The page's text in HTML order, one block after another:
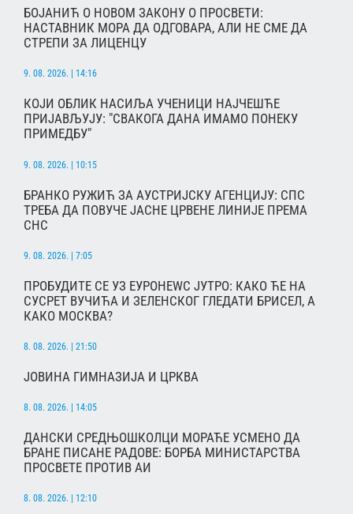
БОЈАНИЋ О НОВОМ ЗАКОНУ О ПРОСВЕТИ:
НАСТАВНИК МОРА ДА ОДГОВАРА, АЛИ НЕ СМЕ ДА
СТРЕПИ ЗА ЛИЦЕНЦУ
9. 08. 2026. | 14:16
КОЈИ ОБЛИК НАСИЉА УЧЕНИЦИ НАЈЧЕШЋЕ
ПРИЈАВЉУЈУ: "СВАКОГА ДАНА ИМАМО ПОНЕКУ
ПРИМЕДБУ"
9. 08. 2026. | 10:15
БРАНКО РУЖИЋ ЗА АУСТРИЈСКУ АГЕНЦИЈУ: СПС
ТРЕБА ДА ПОВУЧЕ ЈАСНЕ ЦРВЕНЕ ЛИНИЈЕ ПРЕМА
СНС
9. 08. 2026. | 7:05
ПРОБУДИТЕ СЕ УЗ ЕУРОНЕWС ЈУТРО: КАКО ЋЕ НА
СУСРЕТ ВУЧИЋА И ЗЕЛЕНСКОГ ГЛЕДАТИ БРИСЕЛ, А
КАКО МОСКВА?
8. 08. 2026. | 21:50
ЈОВИНА ГИМНАЗИЈА И ЦРКВА
8. 08. 2026. | 14:05
ДАНСКИ СРЕДЊОШКОЛЦИ МОРАЋЕ УСМЕНО ДА
БРАНЕ ПИСАНЕ РАДОВЕ: БОРБА МИНИСТАРСТВА
ПРОСВЕТЕ ПРОТИВ АИ
8. 08. 2026. | 12:10